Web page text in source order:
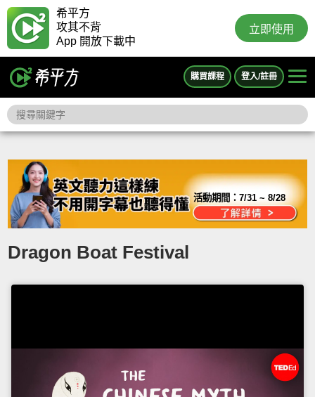
希平方
攻其不背
App 開放下載中
立即使用
購買課程 登入/註冊
活動期間：7/31 ~ 8/28
Dragon Boat Festival